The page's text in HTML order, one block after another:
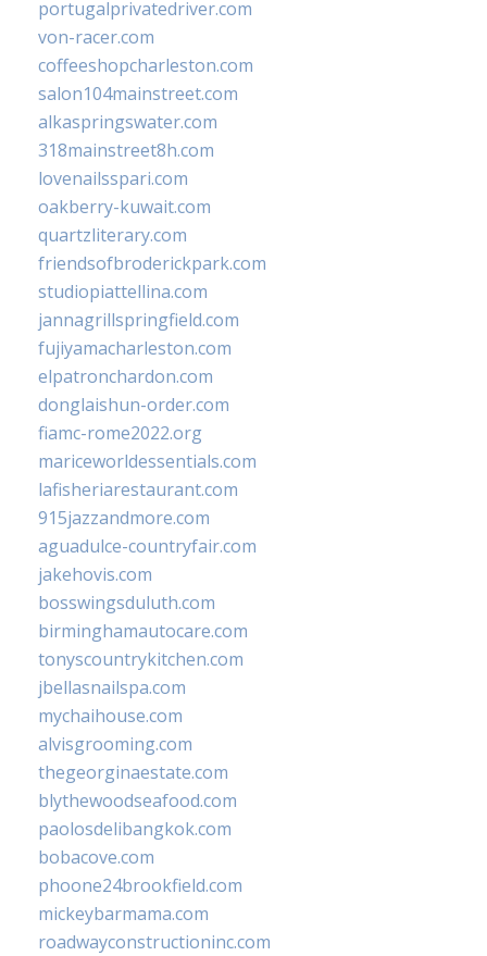
portugalprivatedriver.com
von-racer.com
coffeeshopcharleston.com
salon104mainstreet.com
alkaspringswater.com
318mainstreet8h.com
lovenailsspari.com
oakberry-kuwait.com
quartzliterary.com
friendsofbroderickpark.com
studiopiattellina.com
jannagrillspringfield.com
fujiyamacharleston.com
elpatronchardon.com
donglaishun-order.com
fiamc-rome2022.org
mariceworldessentials.com
lafisheriarestaurant.com
915jazzandmore.com
aguadulce-countryfair.com
jakehovis.com
bosswingsduluth.com
birminghamautocare.com
tonyscountrykitchen.com
jbellasnailspa.com
mychaihouse.com
alvisgrooming.com
thegeorginaestate.com
blythewoodseafood.com
paolosdelibangkok.com
bobacove.com
phoone24brookfield.com
mickeybarmama.com
roadwayconstructioninc.com